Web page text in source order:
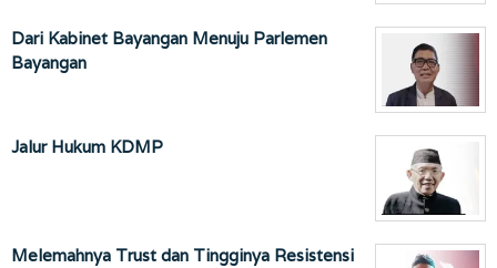
Dari Kabinet Bayangan Menuju Parlemen
Bayangan
Jalur Hukum KDMP
Melemahnya Trust dan Tingginya Resistensi